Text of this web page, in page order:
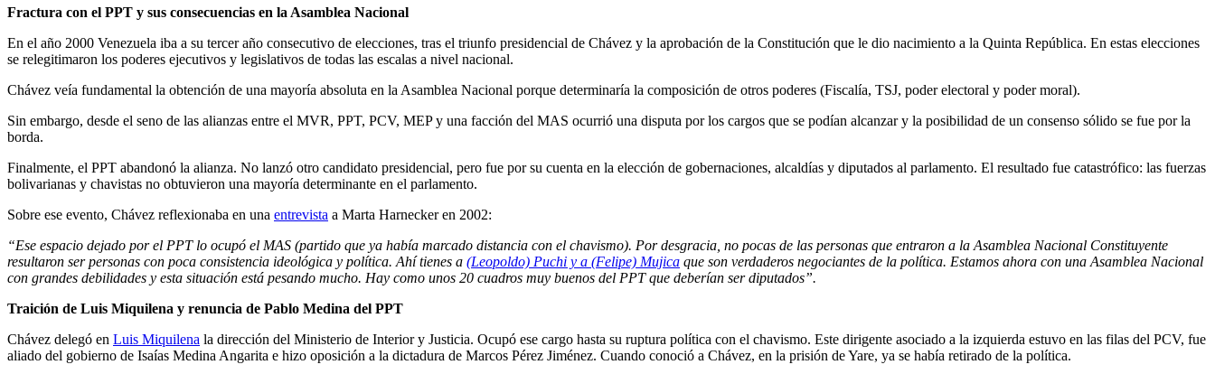
Fractura con el PPT y sus consecuencias en la Asamblea Nacional
En el año 2000 Venezuela iba a su tercer año consecutivo de elecciones, tras el triunfo presidencial de Chávez y la aprobación de la Constitución que le dio nacimiento a la Quinta República. En estas elecciones
se relegitimaron los poderes ejecutivos y legislativos de todas las escalas a nivel nacional.
Chávez veía fundamental la obtención de una mayoría absoluta en la Asamblea Nacional porque determinaría la composición de otros poderes (Fiscalía, TSJ, poder electoral y poder moral).
Sin embargo, desde el seno de las alianzas entre el MVR, PPT, PCV, MEP y una facción del MAS ocurrió una disputa por los cargos que se podían alcanzar y la posibilidad de un consenso sólido se fue por la
borda.
Finalmente, el PPT abandonó la alianza. No lanzó otro candidato presidencial, pero fue por su cuenta en la elección de gobernaciones, alcaldías y diputados al parlamento. El resultado fue catastrófico: las fuerzas
bolivarianas y chavistas no obtuvieron una mayoría determinante en el parlamento.
Sobre ese evento, Chávez reflexionaba en una entrevista a Marta Harnecker en 2002:
“Ese espacio dejado por el PPT lo ocupó el MAS (partido que ya había marcado distancia con el chavismo). Por desgracia, no pocas de las personas que entraron a la Asamblea Nacional Constituyente
resultaron ser personas con poca consistencia ideológica y política. Ahí tienes a (Leopoldo) Puchi y a (Felipe) Mujica que son verdaderos negociantes de la política. Estamos ahora con una Asamblea Nacional
con grandes debilidades y esta situación está pesando mucho. Hay como unos 20 cuadros muy buenos del PPT que deberían ser diputados”.
Traición de Luis Miquilena y renuncia de Pablo Medina del PPT
Chávez delegó en Luis Miquilena la dirección del Ministerio de Interior y Justicia. Ocupó ese cargo hasta su ruptura política con el chavismo. Este dirigente asociado a la izquierda estuvo en las filas del PCV, fue
aliado del gobierno de Isaías Medina Angarita e hizo oposición a la dictadura de Marcos Pérez Jiménez. Cuando conoció a Chávez, en la prisión de Yare, ya se había retirado de la política.